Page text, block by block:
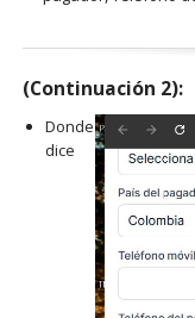
(Continuación 2):
Donde
dice